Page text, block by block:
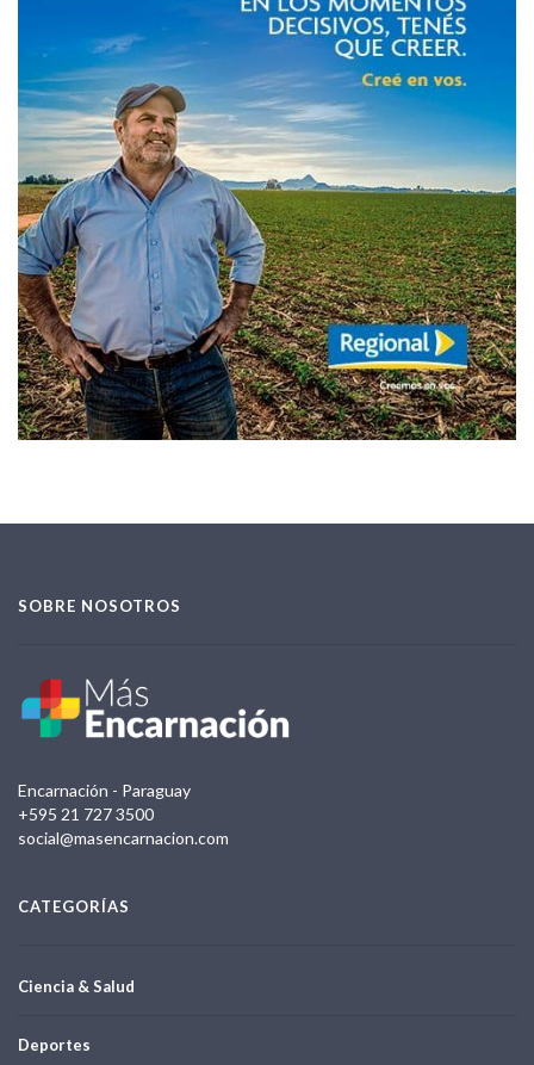
SOBRE NOSOTROS
Encarnación - Paraguay
+595 21 727 3500
social@masencarnacion.com
CATEGORÍAS
Ciencia & Salud
Deportes